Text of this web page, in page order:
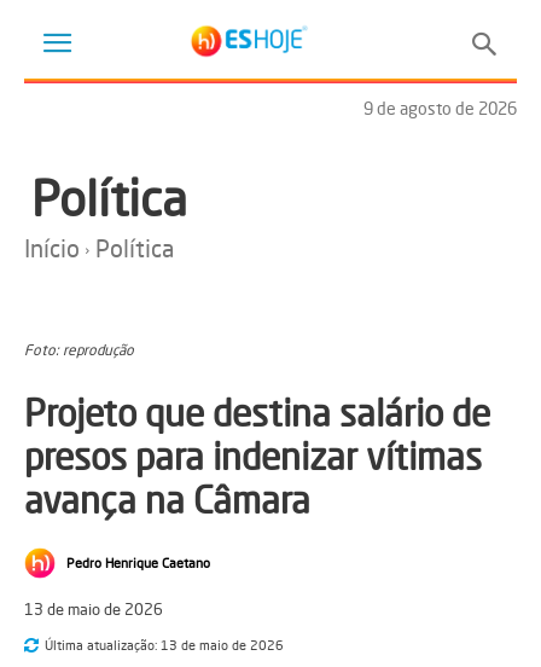
9 de agosto de 2026
Política
Início Política
Foto: reprodução
Projeto que destina salário de
presos para indenizar vítimas
avança na Câmara
Pedro Henrique Caetano
13 de maio de 2026
Última atualização: 13 de maio de 2026